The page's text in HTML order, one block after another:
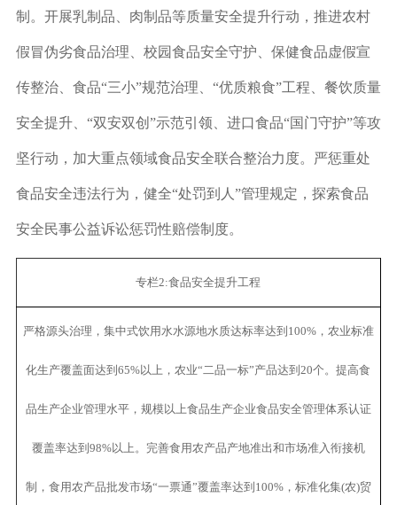
制。开展乳制品、肉制品等质量安全提升行动，推进农村
假冒伪劣食品治理、校园食品安全守护、保健食品虚假宣
传整治、食品“三小”规范治理、“优质粮食”工程、餐饮质量
安全提升、“双安双创”示范引领、进口食品“国门守护”等攻
坚行动，加大重点领域食品安全联合整治力度。严惩重处
食品安全违法行为，健全“处罚到人”管理规定，探索食品
安全民事公益诉讼惩罚性赔偿制度。
专栏2:食品安全提升工程
严格源头治理，集中式饮用水水源地水质达标率达到100%，农业标准
化生产覆盖面达到65%以上，农业“二品一标”产品达到20个。提高食
品生产企业管理水平，规模以上食品生产企业食品安全管理体系认证
覆盖率达到98%以上。完善食用农产品产地准出和市场准入衔接机
制，食用农产品批发市场“一票通”覆盖率达到100%，标准化集(农)贸